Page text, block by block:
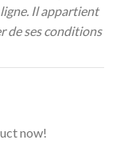
Il appartient
de ses conditions
now!